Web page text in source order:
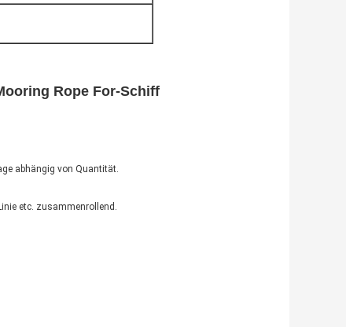
Rope For-Schiff
abhängig von Quantität.
etc. zusammenrollend.